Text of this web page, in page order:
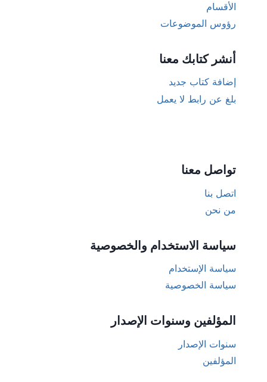
الأقسام
رؤوس الموضوعات
أنشر كتابك معنا
إضافة كتاب جديد
بلغ عن رابط لا يعمل
تواصل معنا
اتصل بنا
من نحن
سياسة الاستخدام والخصوصية
سياسة الإستخدام
سياسة الخصوصية
المؤلفين وسنوات الإصدار
سنوات الإصدار
المؤلفين